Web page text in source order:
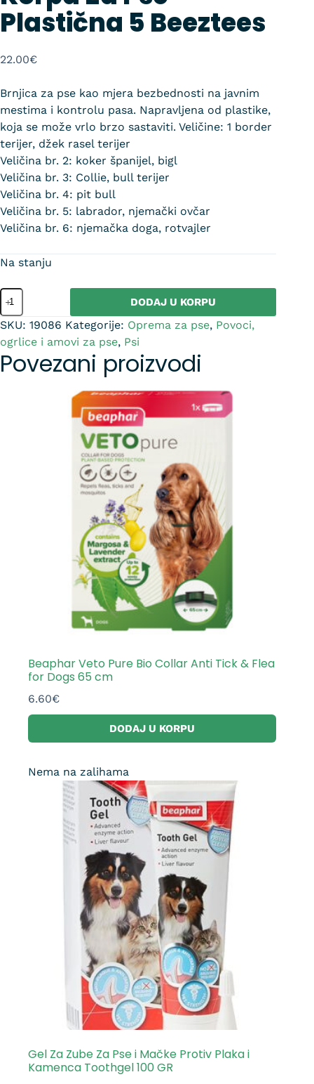
Plastična 5 Beeztees
22.00€
Brnjica za pse kao mjera bezbednosti na javnim
mestima i kontrolu pasa. Napravljena od plastike,
koja se može vrlo brzo sastaviti. Veličine: 1 border
terijer, džek rasel terijer
Veličina br. 2: koker španijel, bigl
Veličina br. 3: Collie, bull terijer
Veličina br. 4: pit bull
Veličina br. 5: labrador, njemački ovčar
Veličina br. 6: njemačka doga, rotvajler
Na stanju
DODAJ U KORPU
SKU: 19086 Kategorije: Oprema za pse, Povoci,
ogrlice i amovi za pse, Psi
Povezani proizvodi
Beaphar Veto Pure Bio Collar Anti Tick & Flea
for Dogs 65 cm
6.60€
DODAJ U KORPU
Nema na zalihama
Gel Za Zube Za Pse i Mačke Protiv Plaka i
Kamenca Toothgel 100 GR